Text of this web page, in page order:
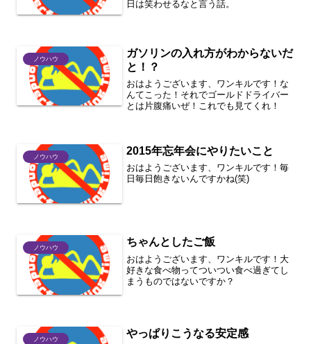
日は笑わせるなと言う話。
ノウハウ
ガソリンの入れ方がわからないだ
と！？
おはようございます、ワンキルです！な
んてこった！それでゴールドドライバー
とは片腹痛いぜ！これでも見てくれ！
ノウハウ 2015年忘年会にやりたいこと
おはようございます、ワンキルです！毎
日毎日飽きないんですかね(笑)
ノウハウ ちゃんとしたご飯
おはようございます、ワンキルです！大
好きな食べ物ってついつい食べ過ぎてし
まうものではないですか？
ノウハウ やっぱりこうなる安定感